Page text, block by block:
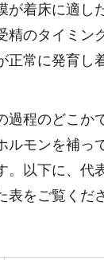
が着床に適し
精のタイミン
正常に発育し
過程のどこか
ルモンを補っ
。以下に、代
をご覧くだ